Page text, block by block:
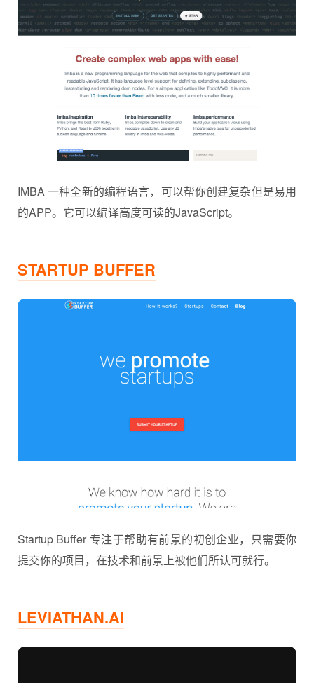
IMBA 一种全新的编程语言，可以帮你创建复杂但是易用
的APP。它可以编译高度可读的JavaScript。
STARTUP BUFFER
Startup Buffer 专注于帮助有前景的初创企业，只需要你
提交你的项目，在技术和前景上被他们所认可就行。
LEVIATHAN.AI